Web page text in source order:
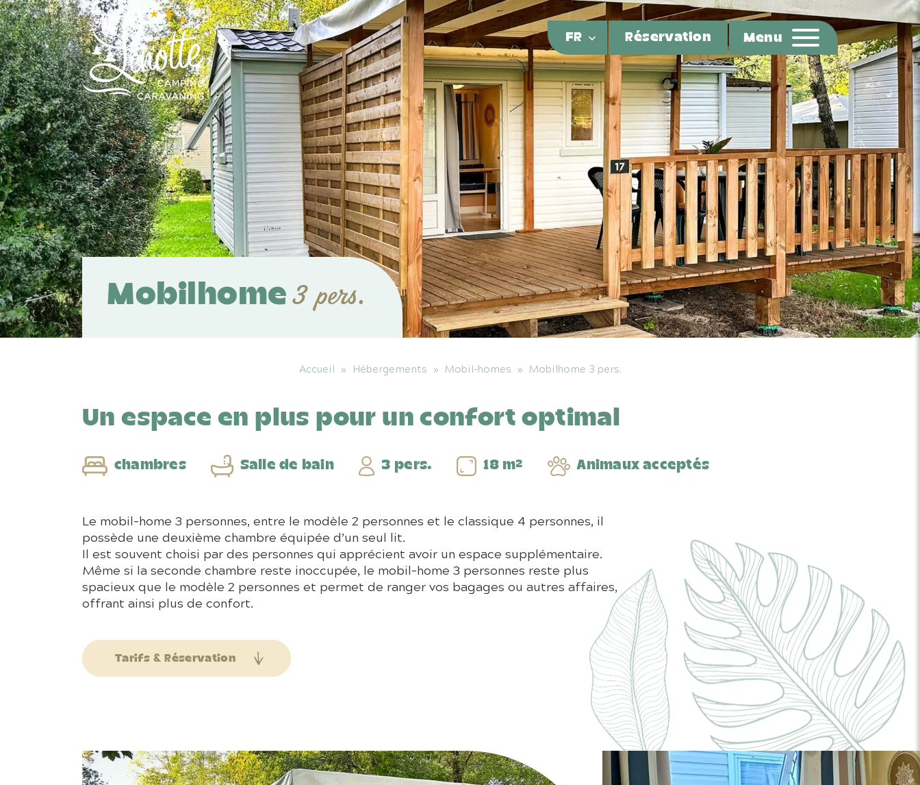
FR Réservation Menu
Mobilhome3 pers.
Accueil » Hébergements » Mobil-homes » Mobilhome 3 pers.
Un espace en plus pour un confort optimal
chambres Salle de bain 3 pers. 18 m² Animaux acceptés
Le mobil-home 3 personnes, entre le modèle 2 personnes et le classique 4 personnes, il
possède une deuxième chambre équipée d’un seul lit.
Il est souvent choisi par des personnes qui apprécient avoir un espace supplémentaire.
Même si la seconde chambre reste inoccupée, le mobil-home 3 personnes reste plus
spacieux que le modèle 2 personnes et permet de ranger vos bagages ou autres affaires,
offrant ainsi plus de confort.
Tarifs & Réservation
Panneau de gestion des cookies